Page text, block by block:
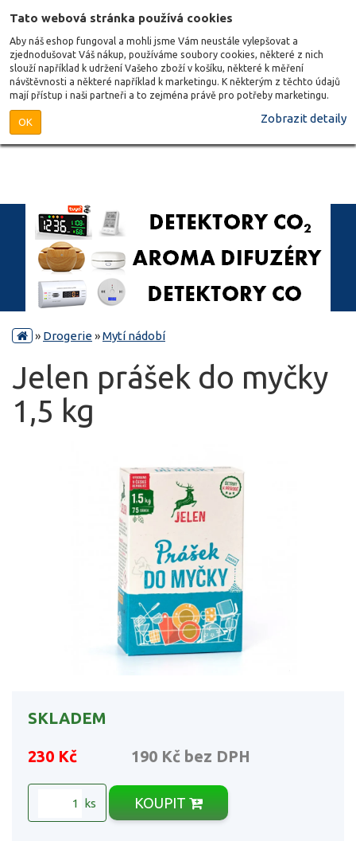
Tato webová stránka používá cookies
Aby náš eshop fungoval a mohli jsme Vám neustále vylepšovat a
zjednodušovat Váš nákup, používáme soubory cookies, některé z nich
slouží například k udržení Vašeho zboží v košíku, některé k měření
návštěvnosti a některé například k marketingu. K některým z těchto údajů
mají přístup i naši partneři a to zejména právě pro potřeby marketingu.
OK Zobrazit detaily
» Drogerie»Mytí nádobí
Jelen prášek do myčky
1,5 kg
SKLADEM
230 Kč 190 Kč bez DPH
ks KOUPIT